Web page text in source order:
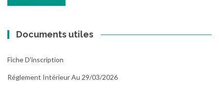
Documents utiles
Fiche D'inscription
Réglement Intérieur Au 29/03/2026